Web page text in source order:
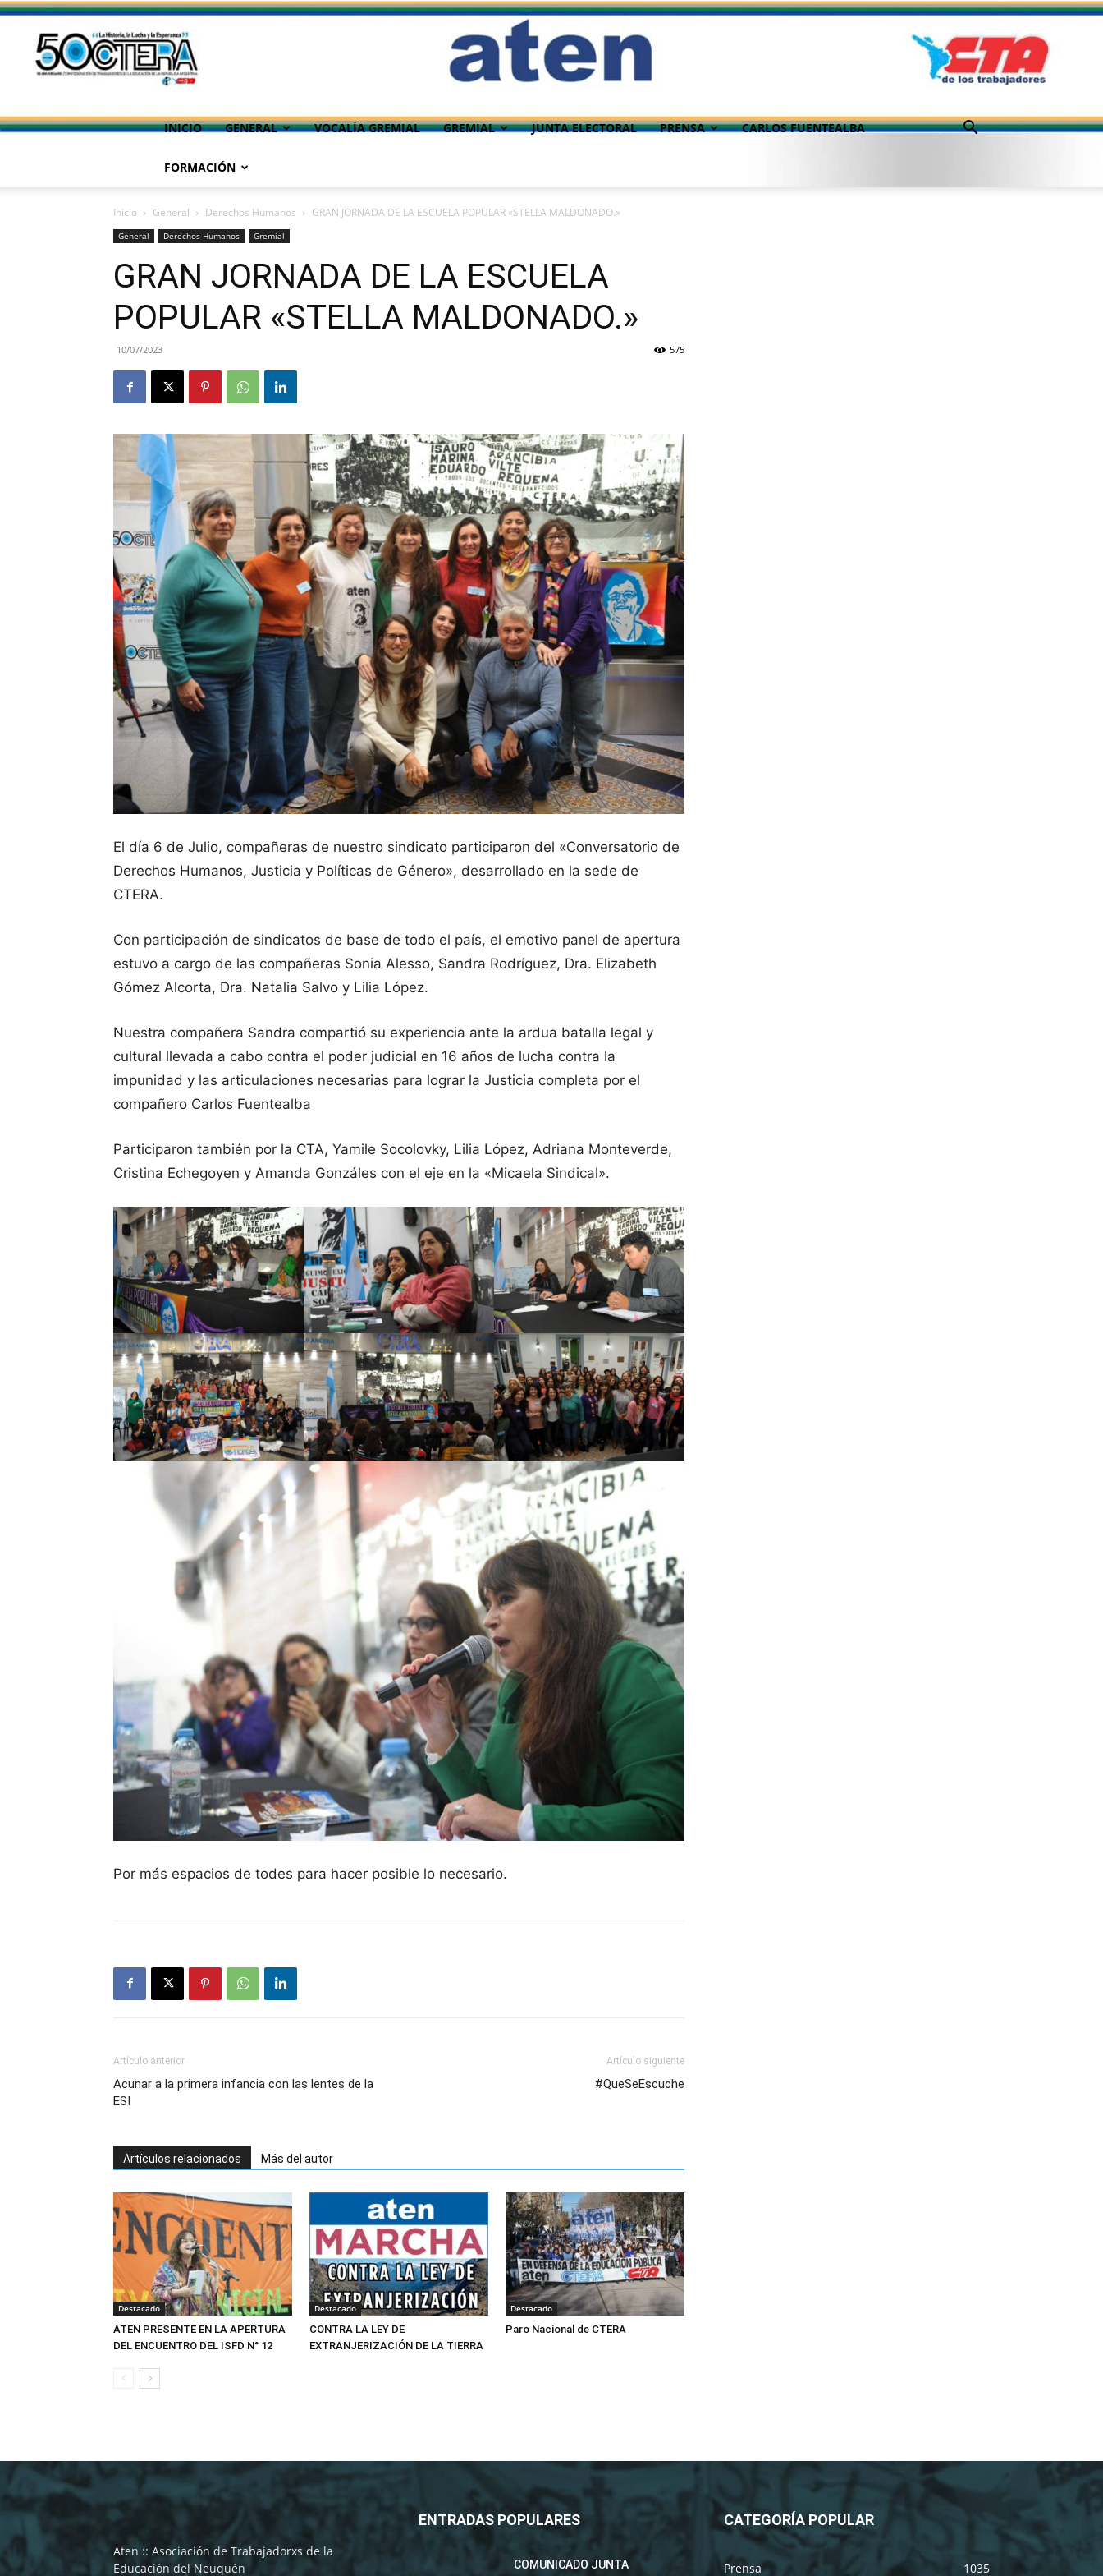
INICIO GENERAL VOCALÍA GREMIAL GREMIAL JUNTA ELECTORAL PRENSA CARLOS FUENTEALBA
FORMACIÓN
Inicio General Derechos Humanos GRAN JORNADA DE LA ESCUELA POPULAR «STELLA MALDONADO.»
General Derechos Humanos Gremial
GRAN JORNADA DE LA ESCUELA
POPULAR «STELLA MALDONADO.»
10/07/2023 575
El día 6 de Julio, compañeras de nuestro sindicato participaron del «Conversatorio de
Derechos Humanos, Justicia y Políticas de Género», desarrollado en la sede de
CTERA.
Con participación de sindicatos de base de todo el país, el emotivo panel de apertura
estuvo a cargo de las compañeras Sonia Alesso, Sandra Rodríguez, Dra. Elizabeth
Gómez Alcorta, Dra. Natalia Salvo y Lilia López.
Nuestra compañera Sandra compartió su experiencia ante la ardua batalla legal y
cultural llevada a cabo contra el poder judicial en 16 años de lucha contra la
impunidad y las articulaciones necesarias para lograr la Justicia completa por el
compañero Carlos Fuentealba
Participaron también por la CTA, Yamile Socolovky, Lilia López, Adriana Monteverde,
Cristina Echegoyen y Amanda Gonzáles con el eje en la «Micaela Sindical».
Por más espacios de todes para hacer posible lo necesario.
Artículo anterior
Acunar a la primera infancia con las lentes de la
ESI
Artículo siguiente
#QueSeEscuche
Artículos relacionados Más del autor
Destacado
ATEN PRESENTE EN LA APERTURA
DEL ENCUENTRO DEL ISFD N° 12
Destacado
CONTRA LA LEY DE
EXTRANJERIZACIÓN DE LA TIERRA
Destacado
Paro Nacional de CTERA
Aten :: Asociación de Trabajadorxs de la
Educación del Neuquén
ENTRADAS POPULARES
COMUNICADO JUNTA
CATEGORÍA POPULAR
Prensa 1035